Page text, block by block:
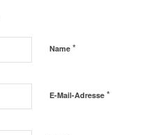
Name *
E-Mail-Adresse *